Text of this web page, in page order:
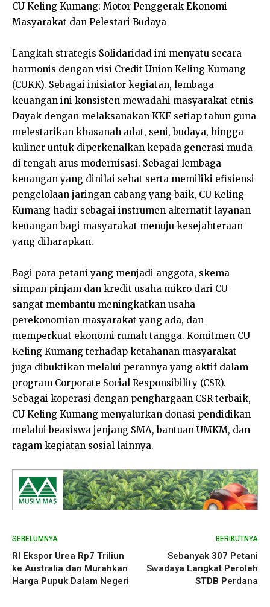
CU Keling Kumang: Motor Penggerak Ekonomi
Masyarakat dan Pelestari Budaya
Langkah strategis Solidaridad ini menyatu secara
harmonis dengan visi Credit Union Keling Kumang
(CUKK). Sebagai inisiator kegiatan, lembaga
keuangan ini konsisten mewadahi masyarakat etnis
Dayak dengan melaksanakan KKF setiap tahun guna
melestarikan khasanah adat, seni, budaya, hingga
kuliner untuk diperkenalkan kepada generasi muda
di tengah arus modernisasi. Sebagai lembaga
keuangan yang dinilai sehat serta memiliki efisiensi
pengelolaan jaringan cabang yang baik, CU Keling
Kumang hadir sebagai instrumen alternatif layanan
keuangan bagi masyarakat menuju kesejahteraan
yang diharapkan.
Bagi para petani yang menjadi anggota, skema
simpan pinjam dan kredit usaha mikro dari CU
sangat membantu meningkatkan usaha
perekonomian masyarakat yang ada, dan
memperkuat ekonomi rumah tangga. Komitmen CU
Keling Kumang terhadap ketahanan masyarakat
juga dibuktikan melalui perannya yang aktif dalam
program Corporate Social Responsibility (CSR).
Sebagai koperasi dengan penghargaan CSR terbaik,
CU Keling Kumang menyalurkan donasi pendidikan
melalui beasiswa jenjang SMA, bantuan UMKM, dan
ragam kegiatan sosial lainnya.
SEBELUMNYA
RI Ekspor Urea Rp7 Triliun
ke Australia dan Murahkan
Harga Pupuk Dalam Negeri
BERIKUTNYA
Sebanyak 307 Petani
Swadaya Langkat Peroleh
STDB Perdana